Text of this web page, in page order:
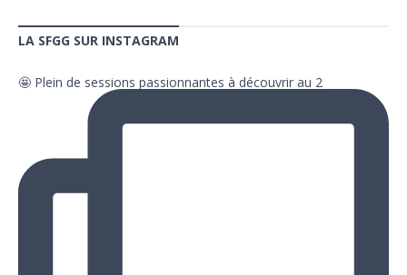
LA SFGG SUR INSTAGRAM
🤩 Plein de sessions passionnantes à découvrir au 2